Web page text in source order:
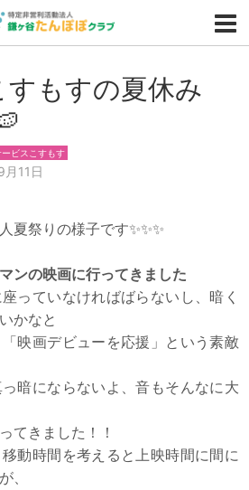
すもすの夏休み
ービスこすもす
11日
夏祭りの様子です✨✨✨
ンの映画に行ってきました
っていなければばらないし、暗く
かなと
映画デビューを応援」という素敵
暗にならないよ、音もそんなに大
てきました！！
動時間を考えると上映時間に間に
、